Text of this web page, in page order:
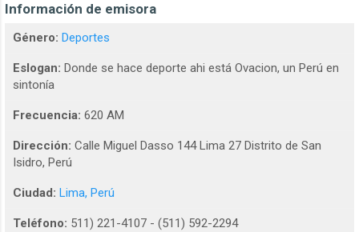
Información de emisora
Género: Deportes
Eslogan: Donde se hace deporte ahi está Ovacion, un Perú en
sintonía
Frecuencia: 620 AM
Dirección: Calle Miguel Dasso 144 Lima 27 Distrito de San
Isidro, Perú
Ciudad: Lima, Perú
Teléfono: 511) 221-4107 - (511) 592-2294